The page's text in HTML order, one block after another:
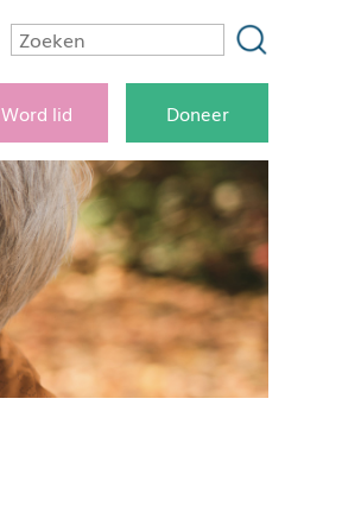
Word lid Doneer